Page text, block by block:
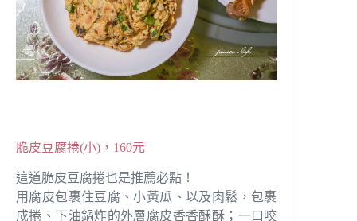
脆皮豆腐捲(小)，160元
這道脆皮豆腐捲也是推薦必點！
用腐皮包裹住豆腐、小黃瓜、以及肉鬆，包裹
成捲、下油鍋炸的外層腐皮香香酥酥；一口咬